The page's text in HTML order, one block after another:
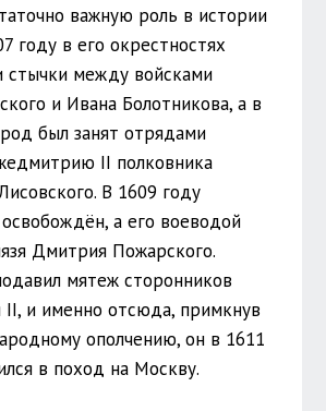
важную роль в истории
году в его окрестностях
стычки между войсками
и Ивана Болотникова, а в
был занят отрядами
II полковника
В 1609 году
а его воеводой
Дмитрия Пожарского.
мятеж сторонников
и именно отсюда, примкнув
ополчению, он в 1611
в поход на Москву.